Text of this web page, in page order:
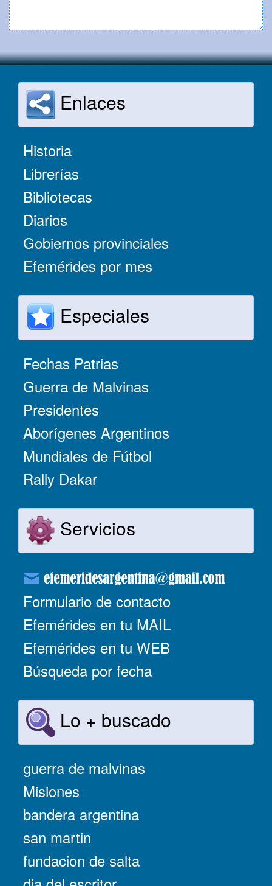
Enlaces
Historia
Librerías
Bibliotecas
Diarios
Gobiernos provinciales
Efemérides por mes
Especiales
Fechas Patrias
Guerra de Malvinas
Presidentes
Aborígenes Argentinos
Mundiales de Fútbol
Rally Dakar
Servicios
Formulario de contacto
Efemérides en tu MAIL
Efemérides en tu WEB
Búsqueda por fecha
Lo + buscado
guerra de malvinas
Misiones
bandera argentina
san martin
fundacion de salta